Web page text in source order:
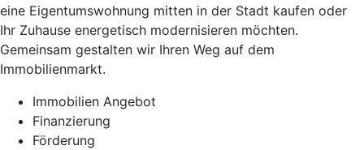
eine Eigentumswohnung mitten in der Stadt kaufen oder
Ihr Zuhause energetisch modernisieren möchten.
Gemeinsam gestalten wir Ihren Weg auf dem
Immobilienmarkt.
Immobilien Angebot
Finanzierung
Förderung